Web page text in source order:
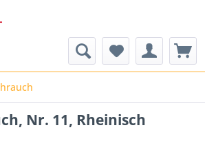
Nr. 11, Rheinisch